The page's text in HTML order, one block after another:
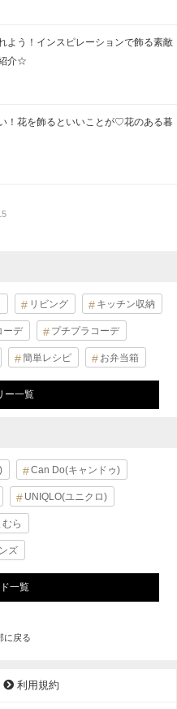
よう！インスピレーションで飾る素敵
介☆
！花を飾るといいことが♡花のある暮
リビング キッチン収納
ーデ プチプラコーデ
簡単レシピ お弁当箱
ー一覧
Can Do(キャンドゥ)
UNIQLO(ユニクロ)
むら
ズ
一覧
に戻る
利用規約